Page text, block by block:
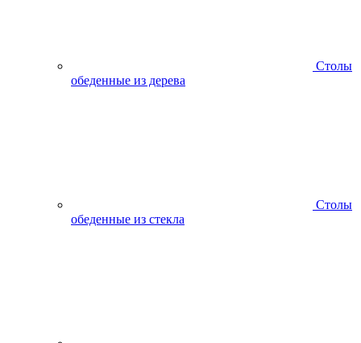
Столы
обеденные из дерева
Столы
обеденные из стекла